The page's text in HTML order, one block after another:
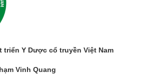
triển Y Dược cổ truyền Việt Nam
Vinh Quang